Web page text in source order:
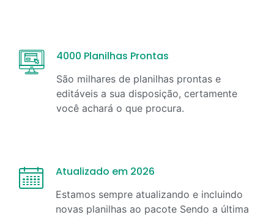
4000 Planilhas Prontas
São milhares de planilhas prontas e
editáveis a sua disposição, certamente
você achará o que procura.
Atualizado em 2026
Estamos sempre atualizando e incluindo
novas planilhas ao pacote Sendo a última